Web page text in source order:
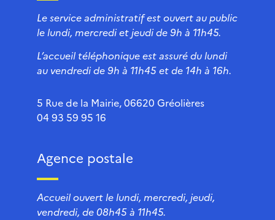
Le service administratif est ouvert au public
le lundi, mercredi et jeudi de 9h à 11h45.
L’accueil téléphonique est assuré du lundi
au vendredi de 9h à 11h45 et de 14h à 16h.
5 Rue de la Mairie, 06620 Gréolières
04 93 59 95 16
Agence postale
Accueil ouvert le lundi, mercredi, jeudi,
vendredi, de 08h45 à 11h45.